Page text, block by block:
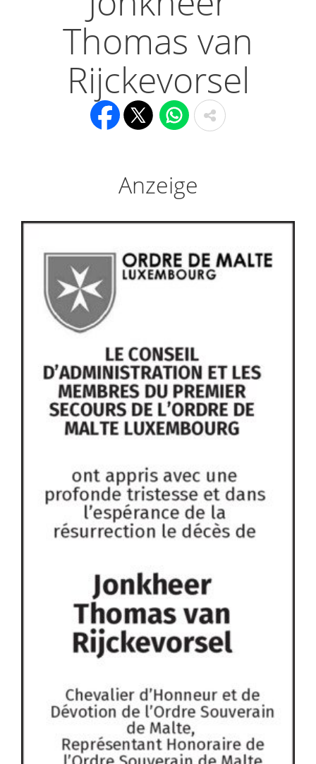
Thomas van
Rijckevorsel
Anzeige